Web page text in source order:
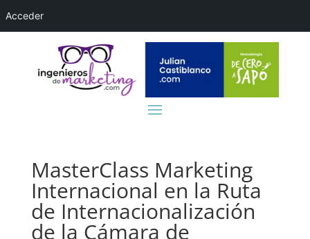
MasterClass Marketing
Internacional en la Ruta
de Internacionalización
de la Cámara de
Acceder